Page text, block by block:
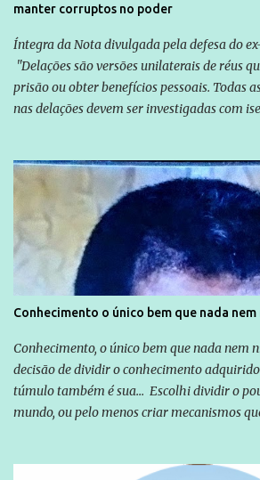
manter corruptos no poder
Íntegra da Nota divulgada pela defesa do
"Delações são versões unilaterais de réus
prisão ou obter benefícios pessoais. Todas
nas delações devem ser investigadas com
Globo manteve com o Grupo Odebrecht,
Emílio Odebrecht. Lula sempre atuou para
exterior, e não para promover determinadas
empresários" Assina a nota o advogado
Conhecimento o único bem que nada
Conhecimento, o único bem que nada nem
decisão de dividir o conhecimento
túmulo também é sua... Escolhi dividir o
mundo, ou pelo menos criar mecanismos
empreendedor da comunicação, que além